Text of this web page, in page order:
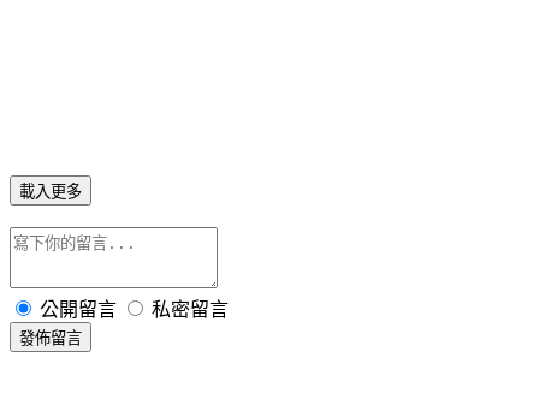
載入更多
公開留言 私密留言
發佈留言